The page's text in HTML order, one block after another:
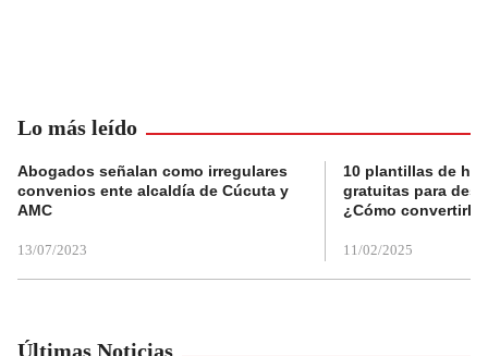
Lo más leído
Abogados señalan como irregulares
convenios ente alcaldía de Cúcuta y
AMC
13/07/2023
10 plantillas de
gratuitas para
¿Cómo convertirla
11/02/2025
Últimas Noticias